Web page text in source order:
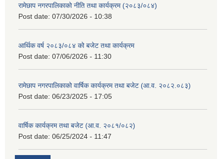
रामेछाप नगरपालिकाको नीति तथा कार्यक्रम (२०८३/०८४)
Post date: 07/30/2026 - 10:38
आर्थिक वर्ष २०८३/०८४ को बजेट तथा कार्यक्रम
Post date: 07/06/2026 - 11:30
रामेछाप नगरपालिकाको वार्षिक कार्यक्रम तथा बजेट (आ.व. २०८२.०८३)
Post date: 06/23/2025 - 17:05
वार्षिक कार्यक्रम तथा बजेट (आ.व. २०८१/०८२)
Post date: 06/25/2024 - 11:47